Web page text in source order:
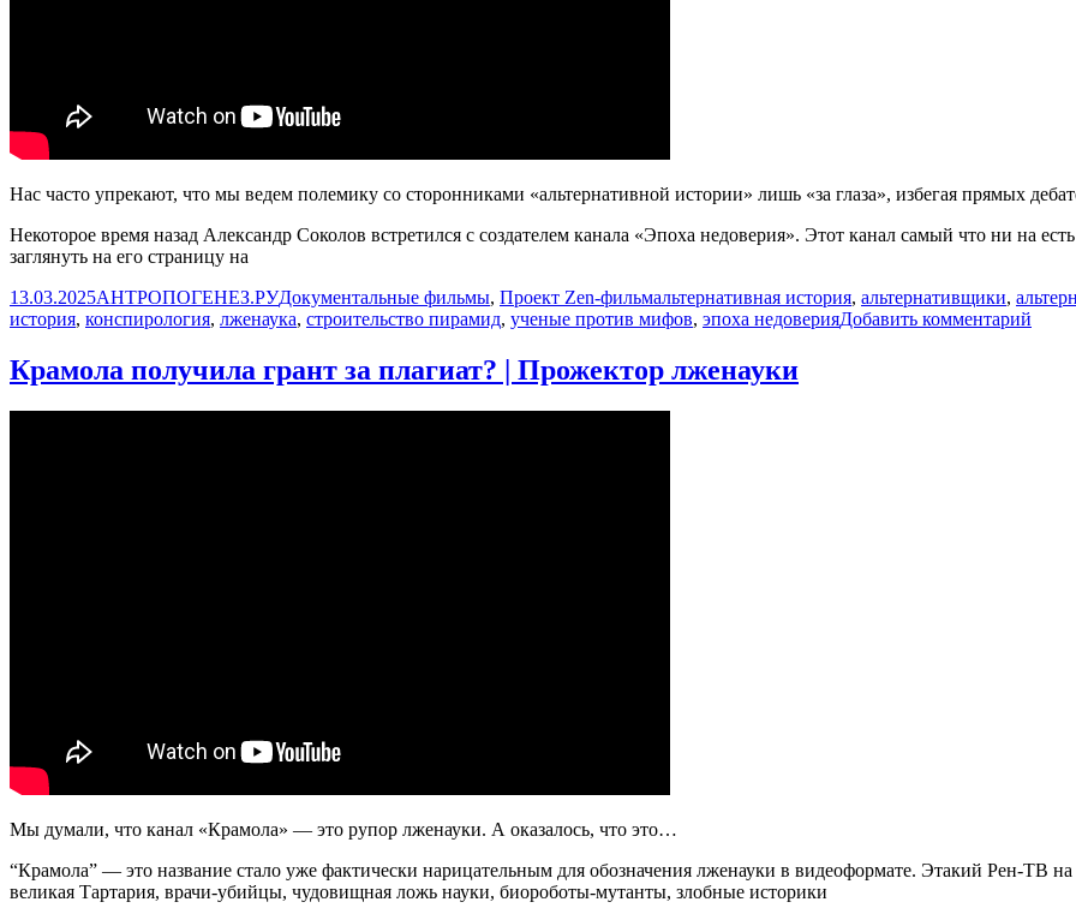
Нас часто упрекают, что мы ведем полемику со сторонниками «альтернативной истории» лишь «за глаза», избегая прямых
Некоторое время назад Александр Соколов встретился с создателем канала «Эпоха недоверия». Этот канал самый что ни на
заглянуть на его страницу на
Опубликовано
13.03.2025Автор
АНТРОПОГЕНЕЗ.РУРубрики
Документальные фильмы, Проект Zen-фильмМетки
альтернативная история, альтернативщики,
история, конспирология, лженаука, строительство пирамид, ученые против мифов, эпоха недоверияДобавить комментарий
Крамола получила грант за плагиат? | Прожектор лженауки
Мы думали, что канал «Крамола» — это рупор лженауки. А оказалось, что это…
“Крамола” — это название стало уже фактически нарицательным для обозначения лженауки в видеоформате. Этакий Рен-ТВ
великая Тартария, врачи-убийцы, чудовищная ложь науки, биороботы-мутанты, злобные историки